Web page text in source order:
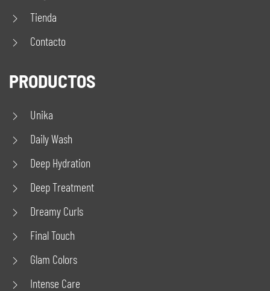
Tienda
Contacto
PRODUCTOS
Unika
Daily Wash
Deep Hydration
Deep Treatment
Dreamy Curls
Final Touch
Glam Colors
Intense Care